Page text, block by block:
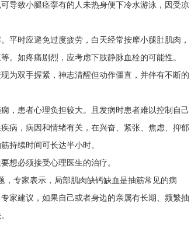
导致小腿痉挛有的人未热身便下冷水游泳，因受凉
平时应避免过度疲劳，白天经常按摩小腿肚肌肉，
。如疼痛剧烈，应考虑下肢静脉血栓的可能性。
为双手握紧，神志清醒但动作僵直，并伴有不断的
，患者心理负担较大。且发病时患者难以控制自己
病，病因和情绪有关，在兴奋、紧张、焦虑、抑郁
持续时间可长达半小时。
想必须接受心理医生的治疗。
，专家表示，局部肌肉缺钙缺血是抽筋常见的病
家建议，如果自己或者身边的亲属有长期、频繁抽